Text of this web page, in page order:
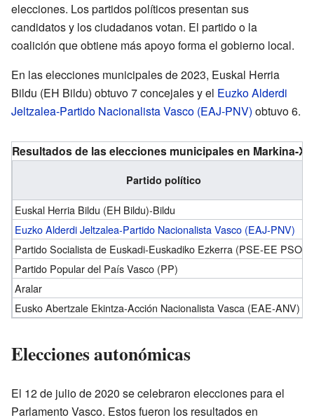
elecciones. Los partidos políticos presentan sus
candidatos y los ciudadanos votan. El partido o la
coalición que obtiene más apoyo forma el gobierno local.
En las elecciones municipales de 2023, Euskal Herria
Bildu (EH Bildu) obtuvo 7 concejales y el Euzko Alderdi
Jeltzalea-Partido Nacionalista Vasco (EAJ-PNV) obtuvo 6.
Resultados de las elecciones municipales en Markina-
Partido político
Euskal Herria Bildu (EH Bildu)-Bildu
Euzko Alderdi Jeltzalea-Partido Nacionalista Vasco (EAJ-PNV)
Partido Socialista de Euskadi-Euskadiko Ezkerra (PSE-EE PSOE)
Partido Popular del País Vasco (PP)
Aralar
Eusko Abertzale Ekintza-Acción Nacionalista Vasca (EAE-ANV)
Elecciones autonómicas
El 12 de julio de 2020 se celebraron elecciones para el
Parlamento Vasco. Estos fueron los resultados en